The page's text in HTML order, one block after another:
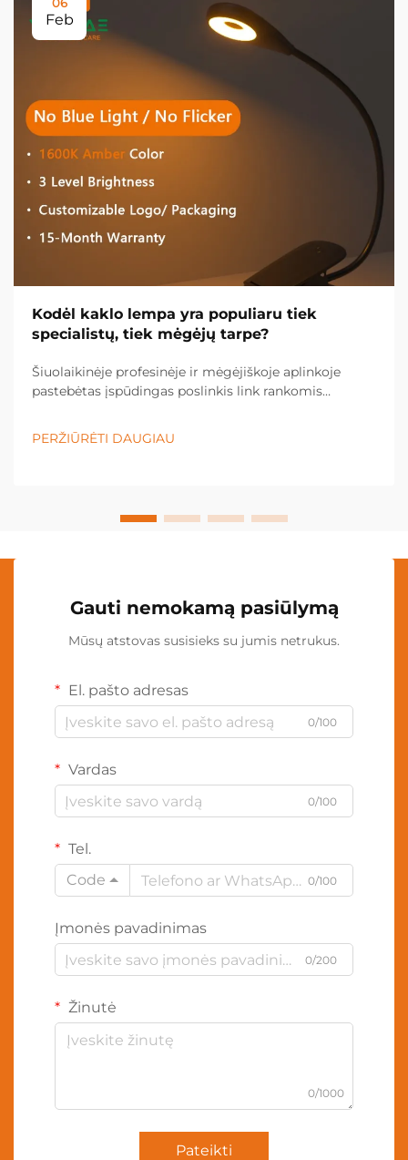
Feb
Kodėl kaklo lempa yra populiaru tiek
specialistų, tiek mėgėjų tarpe?
Šiuolaikinėje profesinėje ir mėgėjiškoje aplinkoje
pastebėtas įspūdingas poslinkis link rankomis
tapo būtina įranga įvairiose pramonės šakose ir
asmeninėse srityse. Šis inovacinis apšvietimas...
PERŽIŪRĖTI DAUGIAU
Gauti nemokamą pasiūlymą
Mūsų atstovas susisieks su jumis netrukus.
El. pašto adresas
0/100
Vardas
0/100
Tel.
Code
0/100
Įmonės pavadinimas
0/200
Žinutė
0/1000
Pateikti